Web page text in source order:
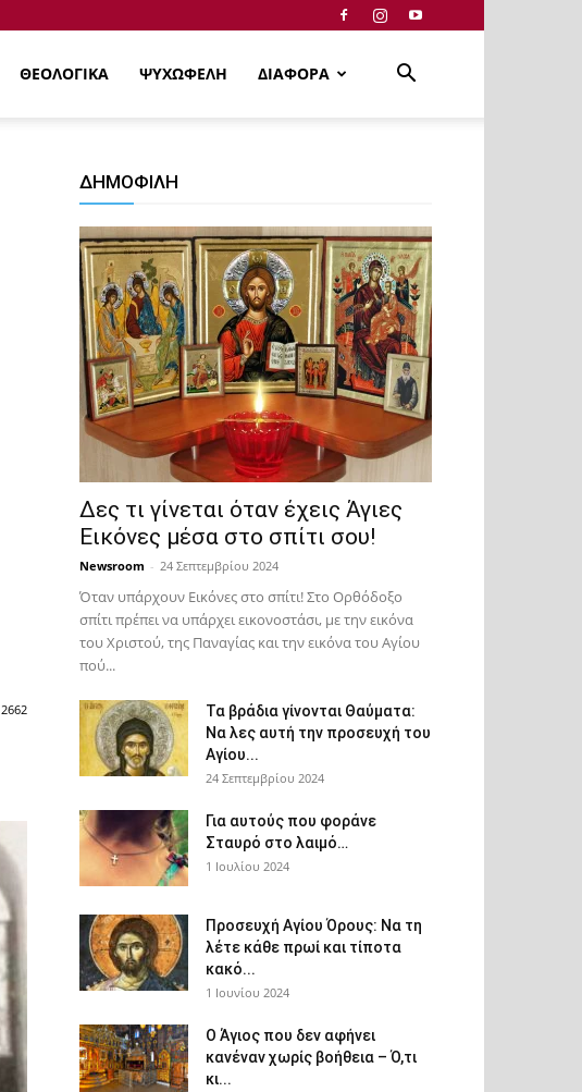
ΘΕΟΛΟΓΙΚΑ ΨΥΧΩΦΕΛΗ ΔΙΑΦΟΡΑ
2662
ΔΗΜΟΦΙΛΗ
Δες τι γίνεται όταν έχεις Άγιες
Εικόνες μέσα στο σπίτι σου!
Newsroom - 24 Σεπτεμβρίου 2024
Όταν υπάρχουν Εικόνες στο σπίτι! Στο Ορθόδοξο
σπίτι πρέπει να υπάρχει εικονοστάσι, με την εικόνα
του Χριστού, της Παν­αγίας και την εικόνα του Αγίου
πού...
Τα βράδια γίνονται Θαύματα:
Να λες αυτή την προσευχή του
Αγίου...
24 Σεπτεμβρίου 2024
Για αυτούς που φοράνε
Σταυρό στο λαιμό…
1 Ιουλίου 2024
Προσευχή Αγίου Όρους: Να τη
λέτε κάθε πρωί και τίποτα
κακό...
1 Ιουνίου 2024
Ο Άγιος που δεν αφήνει
κανέναν χωρίς βοήθεια – Ό,τι
κι...